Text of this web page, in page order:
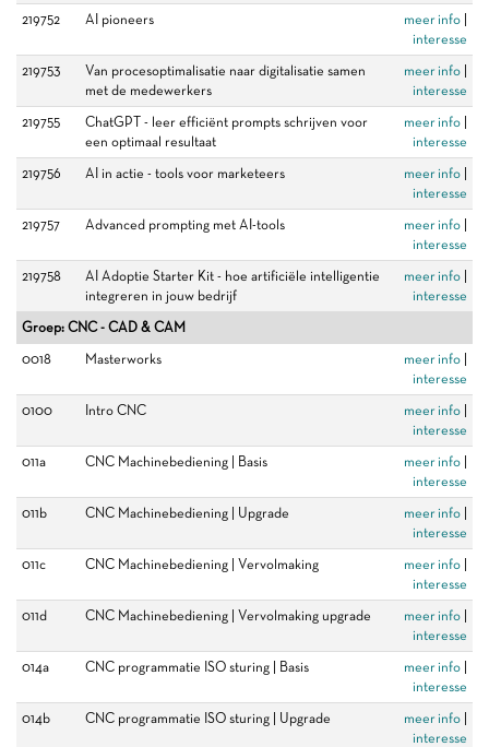
219752
AI pioneers meer info
interesse
219753
Van procesoptimalisatie naar digitalisatie samen
met de medewerkers
meer info
interesse
219755
ChatGPT - leer efficiënt prompts schrijven voor
een optimaal resultaat
meer info
interesse
219756
AI in actie - tools voor marketeers meer info
interesse
219757
Advanced prompting met AI-tools meer info
interesse
219758
AI Adoptie Starter Kit - hoe artificiële intelligentie
integreren in jouw bedrijf
meer info
interesse
Groep: CNC - CAD & CAM
0018
Masterworks meer info
interesse
0100
Intro CNC meer info
interesse
011a
CNC Machinebediening | Basis meer info
interesse
011b
CNC Machinebediening | Upgrade meer info
interesse
011c
CNC Machinebediening | Vervolmaking meer info
interesse
011d
CNC Machinebediening | Vervolmaking upgrade meer info
interesse
014a
CNC programmatie ISO sturing | Basis meer info
interesse
014b
CNC programmatie ISO sturing | Upgrade meer info
interesse